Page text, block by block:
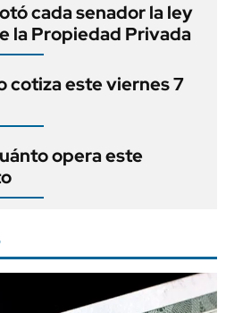
cada senador la ley
la Propiedad Privada
cotiza este viernes 7
opera este